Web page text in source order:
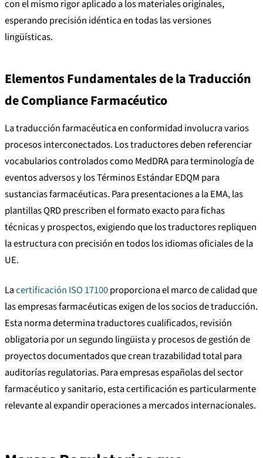
con el mismo rigor aplicado a los materiales originales,
esperando precisión idéntica en todas las versiones
lingüísticas.
Elementos Fundamentales de la Traducción
de Compliance Farmacéutico
La traducción farmacéutica en conformidad involucra varios
procesos interconectados. Los traductores deben referenciar
vocabularios controlados como MedDRA para terminología de
eventos adversos y los Términos Estándar EDQM para
sustancias farmacéuticas. Para presentaciones a la EMA, las
plantillas QRD prescriben el formato exacto para fichas
técnicas y prospectos, exigiendo que los traductores repliquen
la estructura con precisión en todos los idiomas oficiales de la
UE.
Lacertificación ISO 17100proporciona el marco de calidad que
las empresas farmacéuticas exigen de los socios de traducción.
Esta norma determina traductores cualificados, revisión
obligatoria por un segundo lingüista y procesos de gestión de
proyectos documentados que crean trazabilidad total para
auditorías regulatorias. Para empresas españolas del sector
farmacéutico y sanitario, esta certificación es particularmente
relevante al expandir operaciones a mercados internacionales.